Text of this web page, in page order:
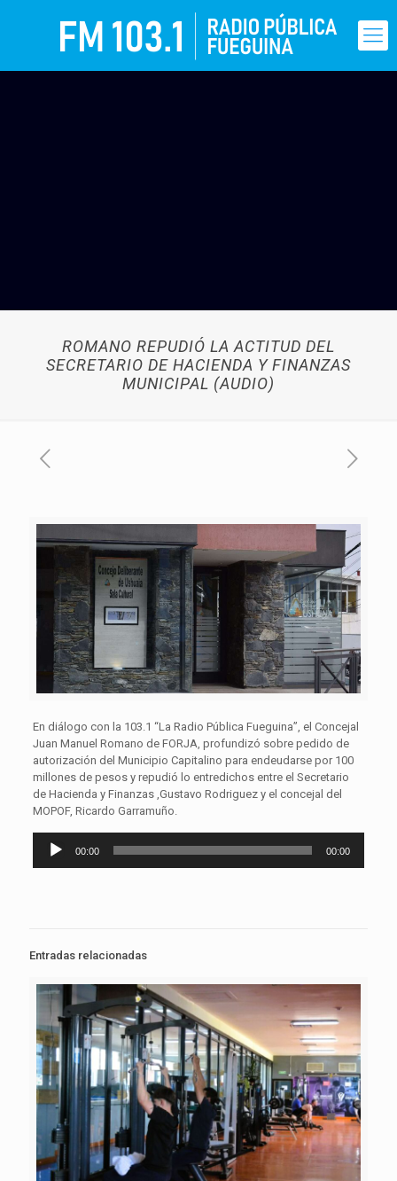
ROMANO REPUDIÓ LA ACTITUD DEL
SECRETARIO DE HACIENDA Y FINANZAS
MUNICIPAL (AUDIO)
En diálogo con la 103.1 “La Radio Pública Fueguina”, el Concejal
Juan Manuel Romano de FORJA, profundizó sobre pedido de
autorización del Municipio Capitalino para endeudarse por 100
millones de pesos y repudió lo entredichos entre el Secretario
de Hacienda y Finanzas ,Gustavo Rodriguez y el concejal del
MOPOF, Ricardo Garramuño.
Reproductor
00:00 00:00
Entradas relacionadas